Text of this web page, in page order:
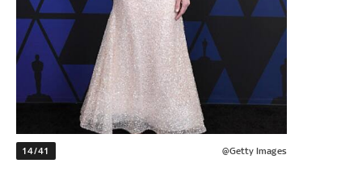
14/41 @Getty Images